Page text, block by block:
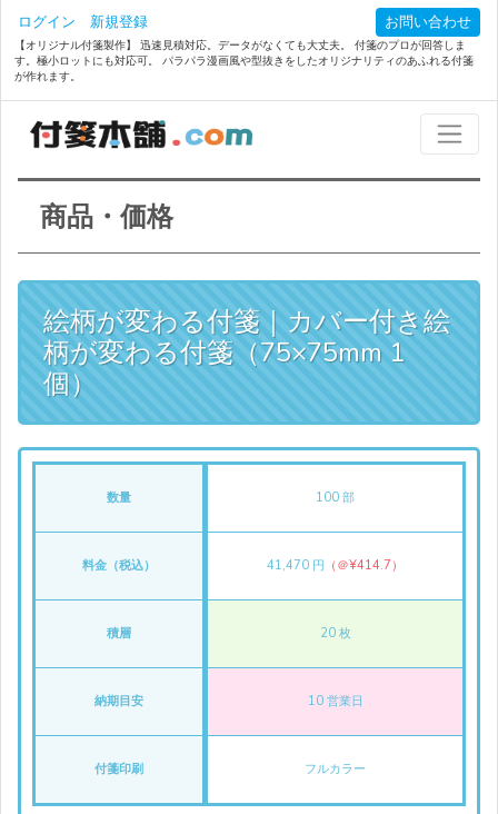
ログイン 新規登録 お問い合わせ
【オリジナル付箋製作】 迅速見積対応。データがなくても大丈夫。 付箋のプロが回答しま
す。極小ロットにも対応可。 パラパラ漫画風や型抜きをしたオリジナリティのあふれる付箋
が作れます。
商品・価格
絵柄が変わる付箋｜カバー付き絵
柄が変わる付箋（75×75mm 1
個）
数量
料金（税込）
積層
納期目安
付箋印刷
100 部
41,470 円 （＠¥414.7）
20 枚
10 営業日
フルカラー